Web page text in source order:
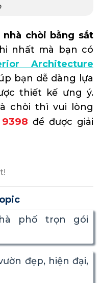
nhà chòi bằng sắt
nhất mà bạn có
Architecture
bạn dễ dàng lựa
thiết kế ưng ý.
chòi thì vui lòng
để được giải
phố trọn gói
đẹp, hiện đại,